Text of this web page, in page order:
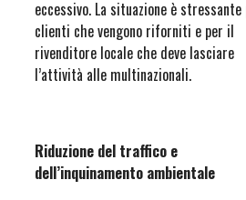
eccessivo. La situazione è
clienti che vengono riforniti e per il
rivenditore locale che deve lasciare
l’attività alle multinazionali.
Riduzione del traffico e
dell’inquinamento ambientale